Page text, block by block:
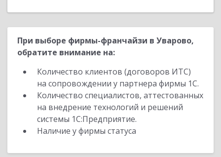
При выборе фирмы-франчайзи в Уварово,
обратите внимание на:
Количество клиентов (договоров ИТС)
на сопровождении у партнера фирмы 1С.
Количество специалистов, аттестованных
на внедрение технологий и решений
системы 1С:Предприятие.
Наличие у фирмы статуса